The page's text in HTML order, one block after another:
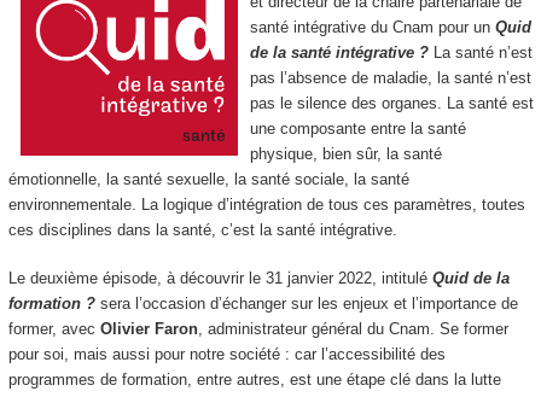
santé intégrative du Cnam pour un Quid
de la santé intégrative ?La santé n’est
pas l’absence de maladie, la santé n’est
pas le silence des organes. La santé est
une composante entre la santé
physique, bien sûr, la santé
émotionnelle, la santé sexuelle, la santé sociale, la santé
environnementale. La logique d’intégration de tous ces paramètres, toutes
ces disciplines dans la santé, c’est la santé intégrative.
Le deuxième épisode, à découvrir le 31 janvier 2022, intitulé Quid de la
formation ?sera l’occasion d’échanger sur les enjeux et l’importance de
former, avec Olivier Faron, administrateur général du Cnam. Se former
pour soi, mais aussi pour notre société : car l’accessibilité des
programmes de formation, entre autres, est une étape clé dans la lutte